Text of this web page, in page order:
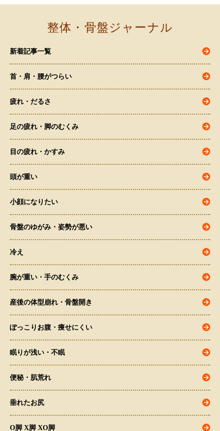
整体・骨盤ジャーナル
新着記事一覧
首・肩・腰がつらい
疲れ・だるさ
足の疲れ・脚のむくみ
目の疲れ・かすみ
頭が重い
小顔になりたい
骨盤のゆがみ・姿勢が悪い
冷え
腕が重い・手のむくみ
産後の体型崩れ・骨盤開き
ぽっこりお腹・痩せにくい
眠りが浅い・不眠
便秘・肌荒れ
垂れたお尻
O脚 X脚 XO脚